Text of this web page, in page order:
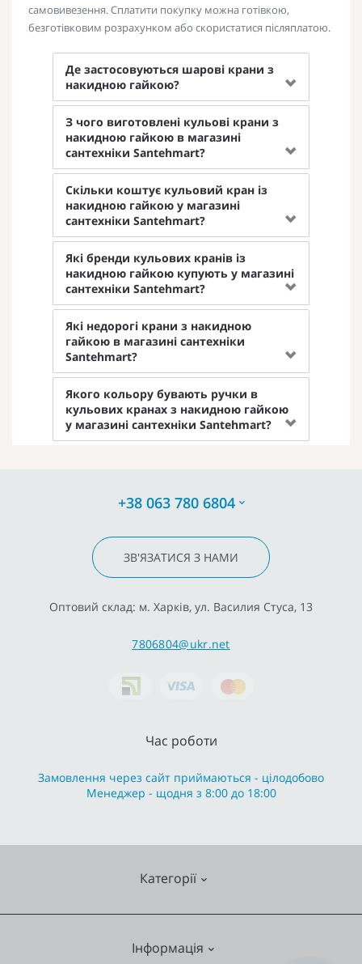
самовивезення. Сплатити покупку можна готівкою,
безготівковим розрахунком або скористатися післяплатою.
Де застосовуються шарові крани з
накидною гайкою?
З чого виготовлені кульові крани з
накидною гайкою в магазині
сантехніки Santehmart?
Скільки коштує кульовий кран із
накидною гайкою у магазині
сантехніки Santehmart?
Які бренди кульових кранів із
накидною гайкою купують у магазині
сантехніки Santehmart?
Які недорогі крани з накидною
гайкою в магазині сантехніки
Santehmart?
Якого кольору бувають ручки в
кульових кранах з накидною гайкою
у магазині сантехніки Santehmart?
+38 063 780 6804
ЗВ'ЯЗАТИСЯ З НАМИ
Оптовий склад: м. Харків, ул. Василия Стуса, 13
7806804@ukr.net
Категорії
Інформація
Час роботи
Замовлення через сайт приймаються - цілодобово
Менеджер - щодня з 8:00 до 18:00